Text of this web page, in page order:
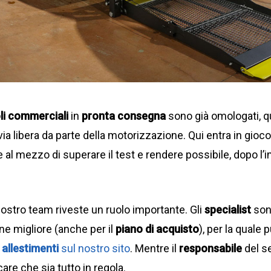
commerciali in pronta consegna sono già omologati,
libera da parte della motorizzazione. Qui entra in gioco
mezzo di superare il test e rendere possibile, dopo
team riveste un ruolo importante. Gli specialist
migliore (anche per il piano di acquisto), per la quale
allestimenti sul nostro sito. Mentre il responsabile del
che sia tutto in regola.